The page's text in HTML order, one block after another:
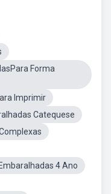
Forma
Imprimir
Catequese
4 Ano